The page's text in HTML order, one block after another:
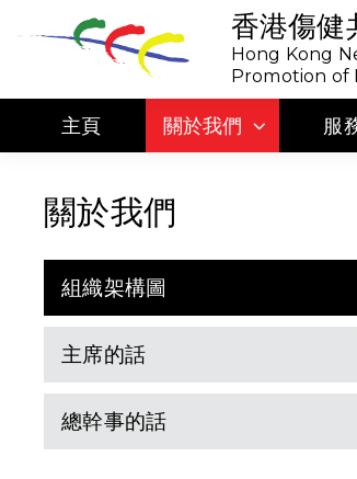
香港傷健
Hong Kong
Promotion of
主頁 關於我們 服
關於我們
組織架構圖
主席的話
總幹事的話